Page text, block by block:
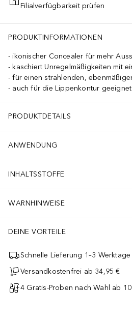
IN DEN
Filialverfügbarkeit prüfen
PRODUKTINFORMATIONEN
ikonischer Concealer für mehr
kaschiert Unregelmäßigkeiten mit
für einen strahlenden,
auch für die Lippenkontur geeignet
PRODUKTDETAILS
ANWENDUNG
INHALTSSTOFFE
WARNHINWEISE
DEINE VORTEILE
Schnelle Lieferung 1–3
Versandkostenfrei ab 34,95 €
4 Gratis-Proben nach Wahl ab 10